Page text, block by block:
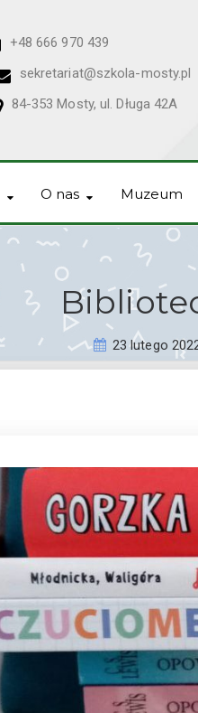
+48 666 970 439
sekretariat@szkola-mosty.pl
84-353 Mosty, ul. Długa 42A
O nas Muzeum
23 lutego